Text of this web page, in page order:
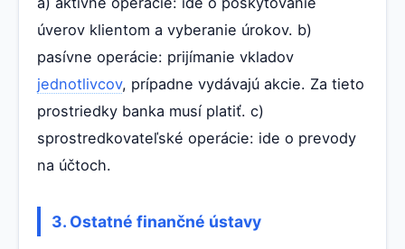
úverov klientom a vyberanie úrokov. b)
pasívne operácie: prijímanie vkladov
jednotlivcov, prípadne vydávajú akcie. Za tieto
prostriedky banka musí platiť. c)
sprostredkovateľské operácie: ide o prevody
na účtoch.
3. Ostatné finančné ústavy